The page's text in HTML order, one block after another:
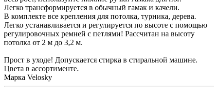
Легко трансформируется в обычный гамак и качели.
В комплекте все крепления для потолка, турника, дерева.
Легко устанавливается и регулируется по высоте с помощью
регулировочных ремней с петлями! Рассчитан на высоту
потолка от 2 м до 3,2 м.
Прост в уходе! Допускается стирка в стиральной машине.
Цвета в ассортименте.
Марка Velosky